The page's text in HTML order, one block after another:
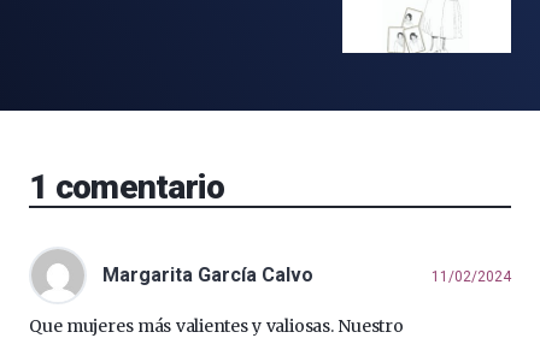
1 comentario
Margarita García Calvo 11/02/2024
Que mujeres más valientes y valiosas. Nuestro